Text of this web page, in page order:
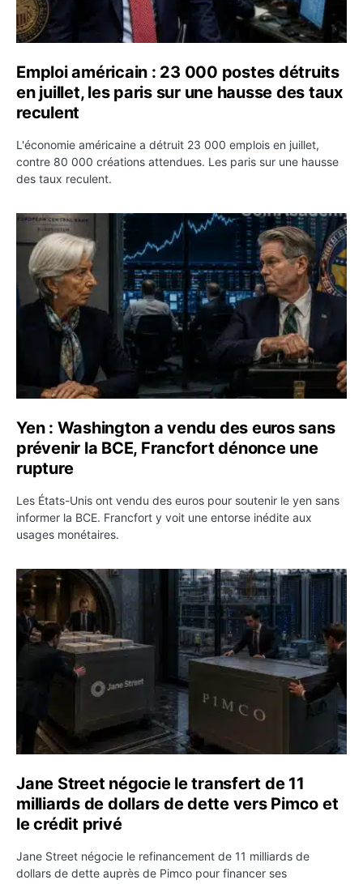
Emploi américain : 23 000 postes détruits
en juillet, les paris sur une hausse des taux
reculent
L'économie américaine a détruit 23 000 emplois en juillet,
contre 80 000 créations attendues. Les paris sur une hausse
des taux reculent.
Yen : Washington a vendu des euros sans prévenir la
Yen : Washington a vendu des euros sans
prévenir la BCE, Francfort dénonce une
rupture
Les États-Unis ont vendu des euros pour soutenir le yen sans
informer la BCE. Francfort y voit une entorse inédite aux
usages monétaires.
Jane Street négocie le transfert de 11 milliards de
Jane Street négocie le transfert de 11
milliards de dollars de dette vers Pimco et
le crédit privé
Jane Street négocie le refinancement de 11 milliards de
dollars de dette auprès de Pimco pour financer ses